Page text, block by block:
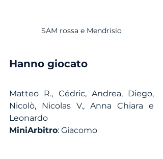
SAM rossa e Mendrisio
Hanno giocato
Matteo R., Cédric, Andrea, Diego,
Nicolò, Nicolas V., Anna Chiara e
Leonardo
MiniArbitro: Giacomo